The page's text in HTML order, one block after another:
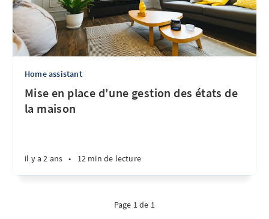
Home assistant
Mise en place d'une gestion des états de
la maison
il y a 2 ans • 12 min de lecture
Page 1 de 1